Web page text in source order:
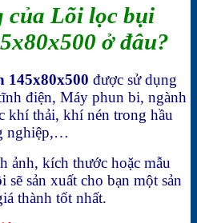
của Lõi lọc bụi
ở đâu?
145x80x500 được sử dụng
điện, Máy phun bi, ngành
khí thải, khí nén trong hầu
nghiệp,…
ảnh, kích thước hoặc mẫu
sản xuất cho bạn một sản
thành tốt nhất.